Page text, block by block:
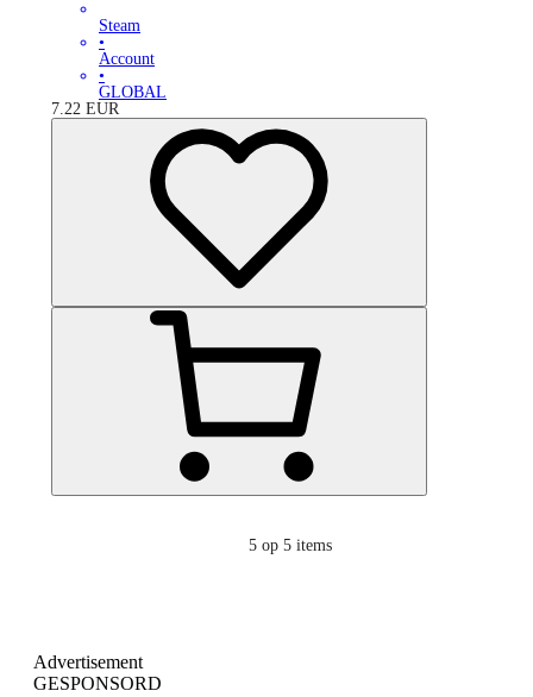
Steam
•
Account
•
GLOBAL
7.22 EUR
5 op 5 items
Advertisement
GESPONSORD